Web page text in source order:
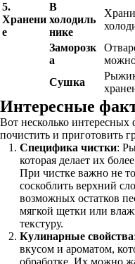
5.
Хранени
е
В
холодиль
нике
Заморозк
а
можно
Сушка
Интересные
Вот несколько интересных
почистить и приготовить
Специфика чистки:
которая делает их
При чистке важно не
соскоблить верхний
возможных остатков
мягкой щетки или
текстуру.
Кулинарные свойства
вкусом и ароматом,
обработке. Их можно